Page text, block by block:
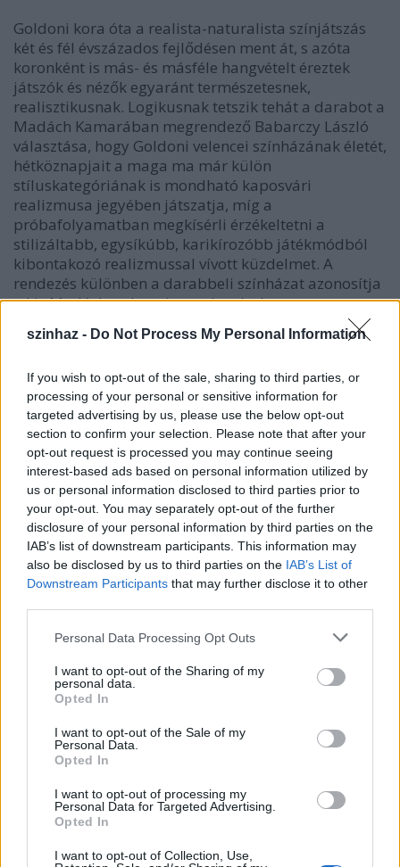
szinhaz - Do Not Process My Personal Information
If you wish to opt-out of the sale, sharing to third parties, or
processing of your personal or sensitive information for
targeted advertising by us, please use the below opt-out
section to confirm your selection. Please note that after your
opt-out request is processed you may continue seeing
interest-based ads based on personal information utilized by
us or personal information disclosed to third parties prior to
your opt-out. You may separately opt-out of the further
disclosure of your personal information by third parties on the
IAB’s list of downstream participants. This information may
also be disclosed by us to third parties on the IAB’s List of
Downstream Participants that may further disclose it to other
Please note that this website/app uses one or more Google
not limited to your visit or usage behaviour. You may click to
grant or deny consent to Google and its third-party tags to
use your data for below specified purposes in below Google
consent section.
Personal Data Processing Opt Outs
I want to opt-out of the Sharing of my
personal data.
Opted In
I want to opt-out of the Sale of my
Personal Data.
Opted In
I want to opt-out of processing my
Personal Data for Targeted Advertising.
Opted In
I want to opt-out of Collection, Use,
Goldoni kora óta a realista-naturalista színjátszás
két és fél évszázados fejlődésen ment át, s azóta
koronként is más- és másféle hangvételt éreztek
játszók és nézők egyaránt természetesnek,
realisztikusnak. Logikusnak tetszik tehát a darabot a
Madách Kamarában megrendező Babarczy László
választása, hogy Goldoni velencei színházának életét,
hétköznapjait a maga ma már külön
stíluskategóriának is mondható kaposvári
realizmusa jegyében játszatja, míg a
próbafolyamatban megkísérli érzékeltetni a
stilizáltabb, egysíkúbb, karikírozóbb játékmódból
kibontakozó realizmussal vívott küzdelmet. A
rendezés különben a darabbeli színházat azonosítja
a kis Madáchcsal, amit azzal tetéz, hogy a
programhirdető, az új stílusért fanyar elszántsággal
küzdő igazgatót Mácsai Pál játssza. Ez a darab
valóban róluk van szó, a Madách Kamara társulata
önmagát adja (ki). Mint a fentiekből kitűnhetett, ezt
én magam ugyan nem hiszem, de egy estére
szívesen belefeledkeztem ebbe az illúzióba, amelyet
jól szolgálnak Szakács Györgyi jelmezei és Horesnyi
Balázs díszlete. A színészek természetesen nemcsak
elvi álláspontok szóvivőit, nemcsak harcias
haladókat és kényelmes maradiakat, hanem eleven
jellemeket is próbálnak formálni. A direktor folyvást
kompromisszumra kényszerül, s ezt Mácsai
kesernyés beletörődéssel veszi tudomásul. Kerekes
Éva primadonnája a direktor harcostársaként
mellesleg szemüveges értelmiségi nő, szinte
kékharisnya. Szűcs Gábor Anselmója természetesen
éhenkórász alkalmazását. És hasonlóan egyéníti a
maga figuráját Végvári Tamás és Dunai Tamás,
Honti György. Járó Zsuzsa és Crespo Rodrigo
hálátlan szerepe, hogy mint második színésznőnbek
és második szerelmesnek, árnyékban kell
maradniuk.
Szakács László (Orazio) A komédiaszínház